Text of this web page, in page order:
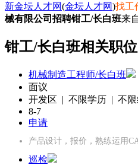
新金坛人才网(金坛人才网)找工
械有限公司招聘钳工/长白班来
钳工/长白班相关职位
机械制造工程师/长白班
面议
开发区 | 不限学历 | 不限
8-7
申请
产品设计，报价，熟练运用
巡检